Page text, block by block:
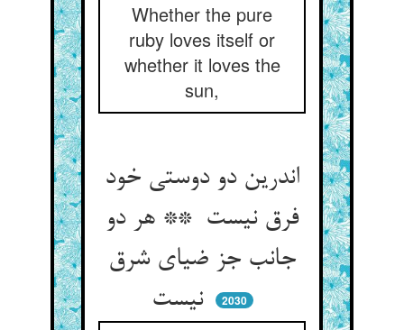
Whether the pure
ruby loves itself or
whether it loves the
sun,
اندرین دو دوستی خود
فرق نیست ** هر دو
جانب جز ضیای شرق
نیست
2030